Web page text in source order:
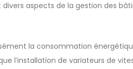
aspects de la gestion des
la consommation
l’installation de variateurs de